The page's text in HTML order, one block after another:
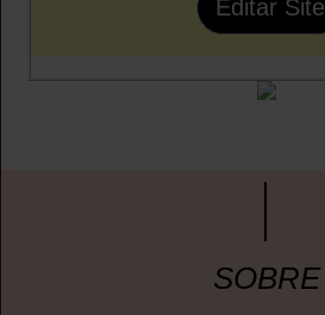
Editar Site
SOBRE